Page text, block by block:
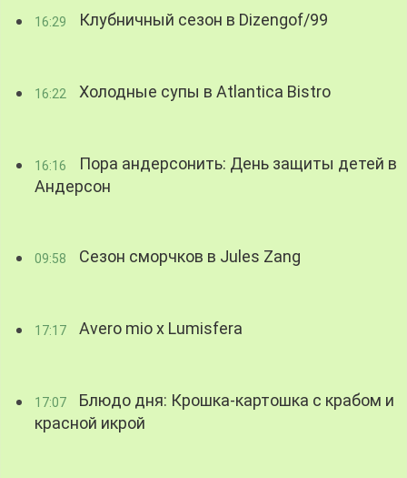
16:29 Клубничный сезон в Dizengof/99
16:22 Холодные супы в Atlantica Bistro
16:16
Пора андерсонить: День защиты детей в
Андерсон
09:58 Сезон сморчков в Jules Zang
17:17 Avero mio x Lumisfera
17:07
Блюдо дня: Крошка-картошка с крабом и
красной икрой